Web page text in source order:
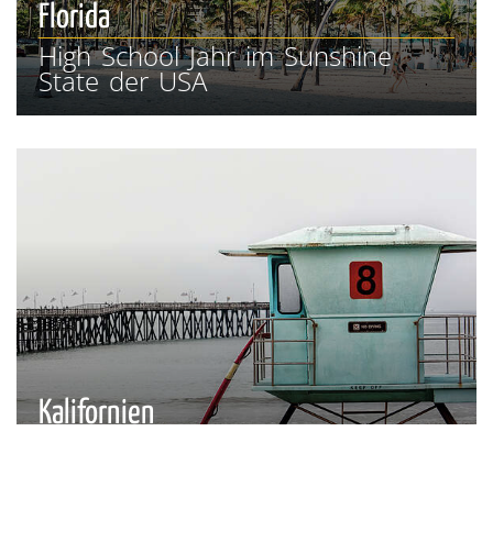
Florida
High School Jahr im Sunshine
State der USA
Kalifornien